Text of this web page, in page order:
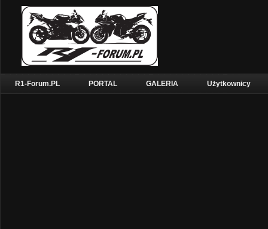
R1-Forum.PL PORTAL GALERIA Użytkownicy